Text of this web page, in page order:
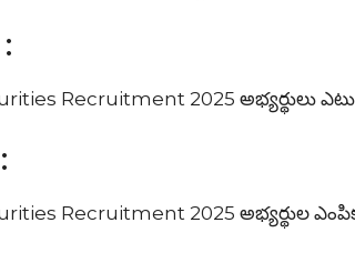
Recruitment 2025 అభ్యర్థులు
Recruitment 2025 అభ్యర్థుల ఎంపిక